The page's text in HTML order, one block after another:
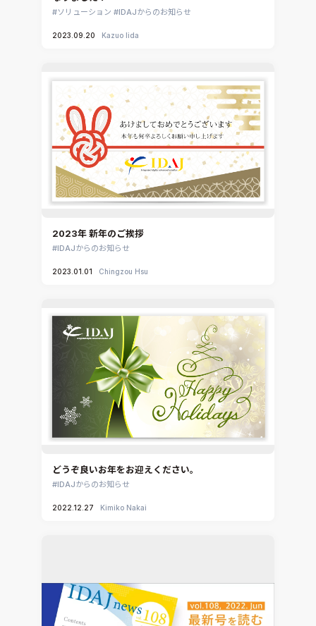
3DEXPERIENCE SIMULIA
ennovaCFD
MpCCI
Ansys Granta MI
Ansys Granta Selector
ソリューション IDAJからのお知らせ
2023.09.20 Kazuo Iida
2023年 新年のご挨拶
IDAJからのお知らせ
2023.01.01 Chingzou Hsu
どうぞ良いお年をお迎えください。
IDAJからのお知らせ
2022.12.27 Kimiko Nakai